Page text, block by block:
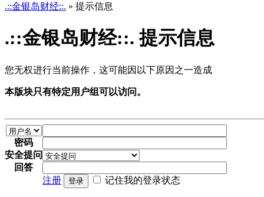
.::金银岛财经::. » 提示信息
.::金银岛财经::. 提示信息
您无权进行当前操作，这可能因以下原因之一造成
本版块只有特定用户组可以访问。
密码
安全提问
回答
注册
登录 记住我的登录状态